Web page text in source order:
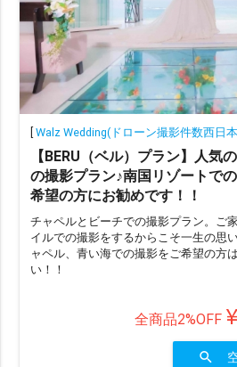
[Walz Wedding(ドローン撮影件数西日
【BERU（ベル）プラン】人気
の撮影プラン♪南国リゾートで
希望の方にお勧めです！！
チャペルとビーチでの撮影プラン。ご
イルでの撮影をするからこそ一生の思
ャペル、青い海での撮影をご希望の方
い！！
全商品2%OFF
search